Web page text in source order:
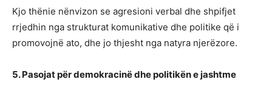
Kjo thënie nënvizon se agresioni verbal dhe shpifjet
rrjedhin nga strukturat komunikative dhe politike që i
promovojnë ato, dhe jo thjesht nga natyra njerëzore.
5. Pasojat për demokracinë dhe politikën e jashtme